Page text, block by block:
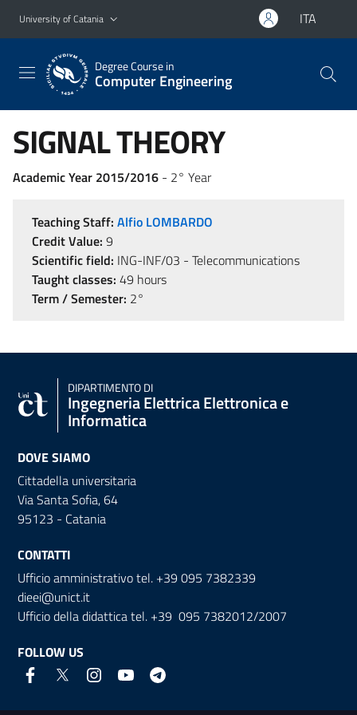
Go to main content
Go to navigation menu
University of Catania ITA
Degree Course in
Computer Engineering
SIGNAL THEORY
Academic Year 2015/2016 - 2° Year
Teaching Staff: Alfio LOMBARDO
Credit Value: 9
Scientific field: ING-INF/03 - Telecommunications
Taught classes: 49 hours
Term / Semester: 2°
DIPARTIMENTO DI
Ingegneria Elettrica Elettronica e
Informatica
DOVE SIAMO
Cittadella universitaria
Via Santa Sofia, 64
95123 - Catania
CONTATTI
Ufficio amministrativo tel. +39 095 7382339
dieei@unict.it
Ufficio della didattica tel. +39 095 7382012/2007
FOLLOW US